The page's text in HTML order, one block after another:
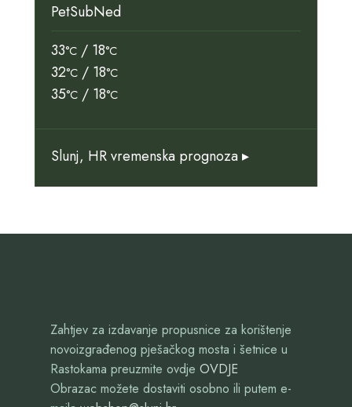
PetSubNed
33°C / 18°C
32°C / 18°C
35°C / 18°C
Slunj, HRvremenska prognoza ▸
Zahtjev za izdavanje propusnice za korištenje
novoizgrađenog pješačkog mosta i šetnice u
Rastokama preuzmite ovdje OVDJE
Obrazac možete dostaviti osobno ili putem e-